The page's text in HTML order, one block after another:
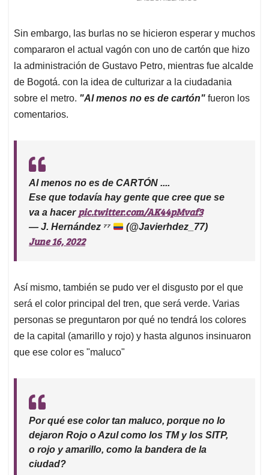
Sin embargo, las burlas no se hicieron esperar y muchos
compararon el actual vagón con uno de cartón que hizo
la administración de Gustavo Petro, mientras fue alcalde
de Bogotá. con la idea de culturizar a la ciudadania
sobre el metro. "Al menos no es de cartón" fueron los
comentarios.
Al menos no es de CARTÓN ....
Ese que todavía hay gente que cree que se
va a hacer pic.twitter.com/AK44pMvaf3
— J. Hernández ⁷⁷ (@Javierhdez_77)
June 16, 2022
Así mismo, también se pudo ver el disgusto por el que
será el color principal del tren, que será verde. Varias
personas se preguntaron por qué no tendrá los colores
de la capital (amarillo y rojo) y hasta algunos insinuaron
que ese color es "maluco"
Por qué ese color tan maluco, porque no lo
dejaron Rojo o Azul como los TM y los SITP,
o rojo y amarillo, como la bandera de la
ciudad?